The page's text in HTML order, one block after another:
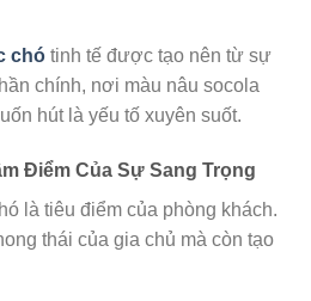
chó tinh tế được tạo nên từ sự
chính, nơi màu nâu socola
hút là yếu tố xuyên suốt.
Điểm Của Sự Sang Trọng
là tiêu điểm của phòng khách.
thái của gia chủ mà còn tạo